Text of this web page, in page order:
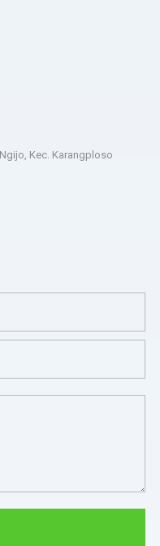
Kec. Karangploso